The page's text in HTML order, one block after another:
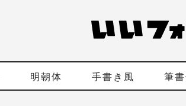
明朝体 手書き風 筆